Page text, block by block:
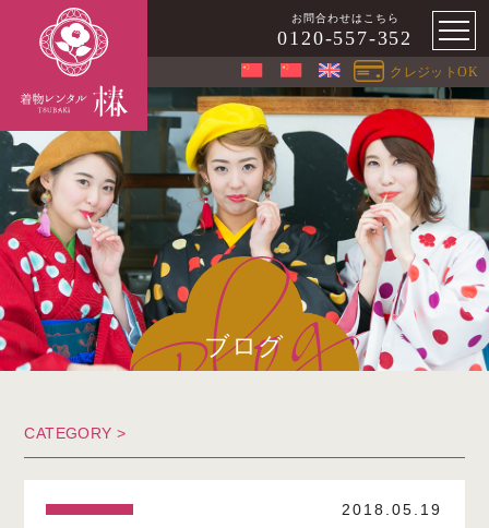
お問合わせはこちら
0120-557-352
クレジットOK
ブログ
CATEGORY >
2018.05.19